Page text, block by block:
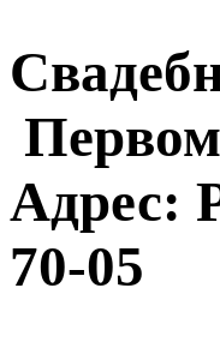
Адрес:
70-05